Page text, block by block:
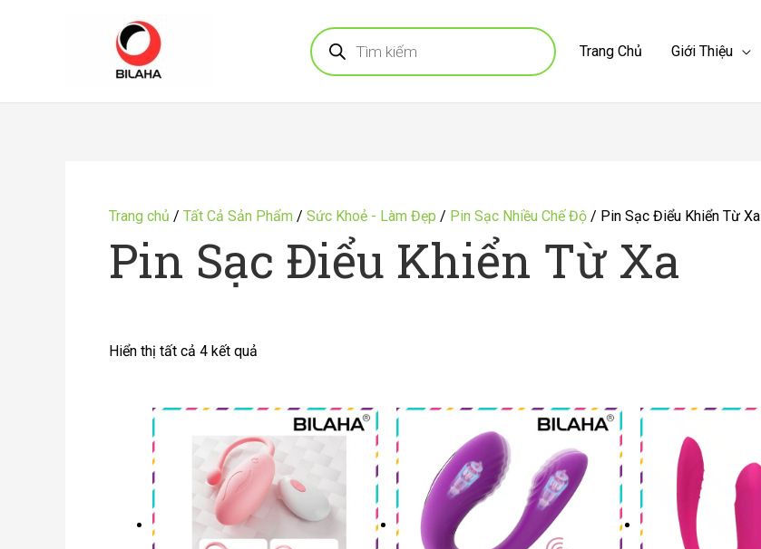
Tìm
kiếm
sản
phẩm
Trang Chủ Giới Thiệu
Trang chủ / Tất Cả Sản Phẩm / Sức Khoẻ - Làm Đẹp / Pin Sạc Nhiều Chế Độ / Pin Sạc Điểu Khiển Từ Xa
Pin Sạc Điểu Khiển Từ Xa
Hiển thị tất cả 4 kết quả
xếp
mới
nhất